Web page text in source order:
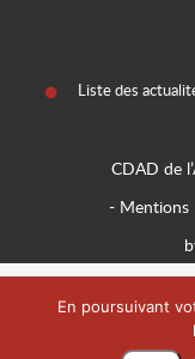
Liste des
CDAD de
- Mentions
En poursuivant